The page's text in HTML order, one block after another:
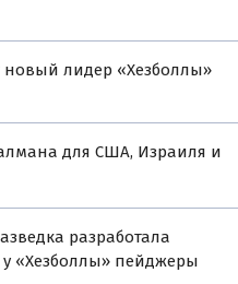
новый лидер «Хезболлы»
для США, Израиля и
разработала
«Хезболлы» пейджеры